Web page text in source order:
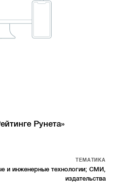
Рунета»
ТЕМАТИКА
и инженерные технологии; СМИ,
издательства